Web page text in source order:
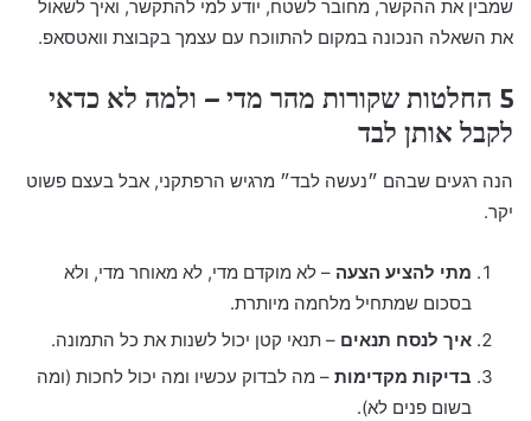
שמבין את ההקשר, מחובר לשטח, יודע למי להתקשר, ואיך לשאול
את השאלה הנכונה במקום להתווכח עם עצמך בקבוצת וואטסאפ.
5 החלטות שקורות מהר מדי – ולמה לא כדאי
לקבל אותן לבד
הנה רגעים שבהם ״נעשה לבד״ מרגיש הרפתקני, אבל בעצם פשוט
יקר.
מתי להציע הצעה – לא מוקדם מדי, לא מאוחר מדי, ולא
בסכום שמתחיל מלחמה מיותרת.
איך לנסח תנאים – תנאי קטן יכול לשנות את כל התמונה.
בדיקות מקדימות – מה לבדוק עכשיו ומה יכול לחכות (ומה
בשום פנים לא).